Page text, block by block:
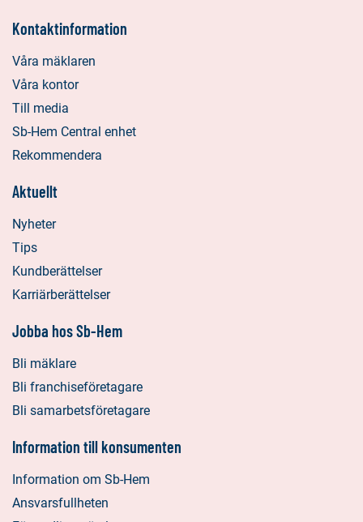
Kontaktinformation
Våra mäklaren
Våra kontor
Till media
Sb-Hem Central enhet
Rekommendera
Aktuellt
Nyheter
Tips
Kundberättelser
Karriärberättelser
Jobba hos Sb-Hem
Bli mäklare
Bli franchiseföretagare
Bli samarbetsföretagare
Information till konsumenten
Information om Sb-Hem
Ansvarsfullheten